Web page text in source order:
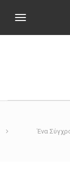
Toggle
Ένα